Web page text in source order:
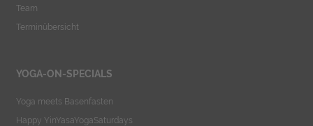
Team
Terminübersicht
YOGA-ON-SPECIALS
Yoga meets Basenfasten
Happy YinYasaYogaSaturdays